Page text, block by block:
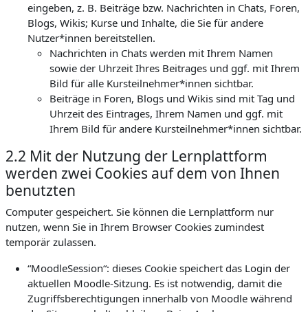
eingeben, z. B. Beiträge bzw. Nachrichten in Chats, Foren,
Blogs, Wikis; Kurse und Inhalte, die Sie für andere
Nutzer*innen bereitstellen.
Nachrichten in Chats werden mit Ihrem Namen
sowie der Uhrzeit Ihres Beitrages und ggf. mit Ihrem
Bild für alle Kursteilnehmer*innen sichtbar.
Beiträge in Foren, Blogs und Wikis sind mit Tag und
Uhrzeit des Eintrages, Ihrem Namen und ggf. mit
Ihrem Bild für andere Kursteilnehmer*innen sichtbar.
2.2 Mit der Nutzung der Lernplattform
werden zwei Cookies auf dem von Ihnen
benutzten
Computer gespeichert. Sie können die Lernplattform nur
nutzen, wenn Sie in Ihrem Browser Cookies zumindest
temporär zulassen.
“MoodleSession“: dieses Cookie speichert das Login der
aktuellen Moodle-Sitzung. Es ist notwendig, damit die
Zugriffsberechtigungen innerhalb von Moodle während